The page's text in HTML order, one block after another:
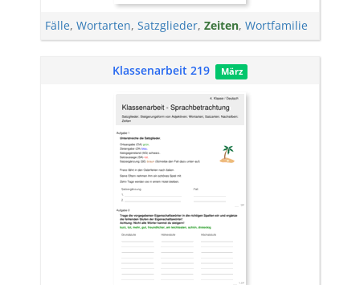
Fälle, Wortarten, Satzglieder, Zeiten, Wortfamilie
Klassenarbeit 219 März